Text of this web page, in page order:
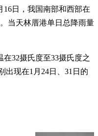
16日，我国南部和西部在
当天林厝港单日总降雨量
32摄氏度至33摄氏度之
出现在1月24日、31日的